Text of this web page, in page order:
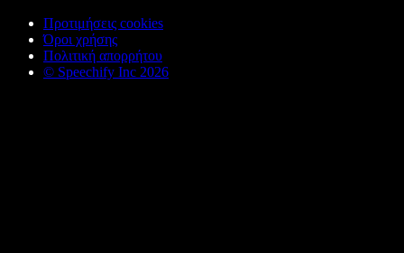
Προτιμήσεις cookies
Όροι χρήσης
Πολιτική απορρήτου
© Speechify Inc 2026